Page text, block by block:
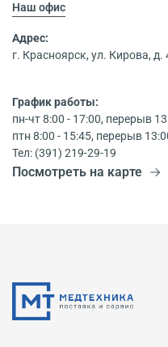
Наш офис
Адрес:
г. Красноярск, ул. Кирова, д.
График работы:
пн-чт 8:00 - 17:00, перерыв
птн 8:00 - 15:45, перерыв
Тел: (391) 219-29-19
Посмотреть на карте